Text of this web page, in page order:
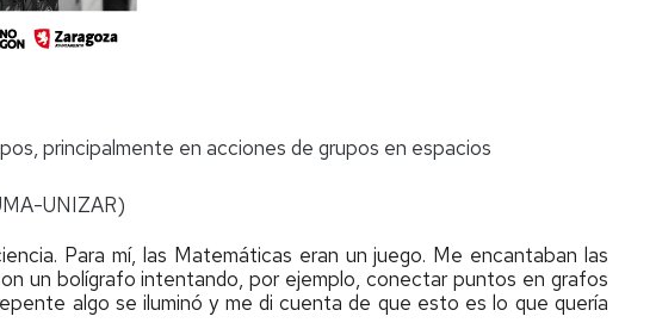
principalmente en acciones de grupos en espacios
UNIZAR)
Para mí, las Matemáticas eran un juego. Me encantaban las
un bolígrafo intentando, por ejemplo, conectar puntos en grafos
algo se iluminó y me di cuenta de que esto es lo que quería